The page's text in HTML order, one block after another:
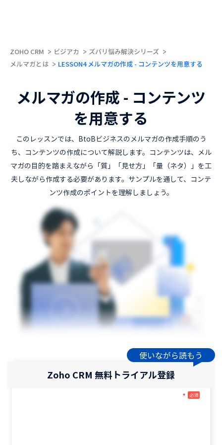
ZOHO CRM ビジアカ
ズバリ悩み解決シリーズ
メルマガとは
LESSON4 メルマガの作成 - コンテンツを用意する
メルマガの作成 - コンテンツ
を用意する
このレッスンでは、BtoBビジネスのメルマガの作成手順のう
ち、コンテンツの作成について解説します。コンテンツは、メル
マガの目的を踏まえながら「質」「見せ方」「量（ネタ）」を工
夫しながら作成する必要があります。サンプルを通して、コンテ
ンツ作成のポイントを理解しましょう。
Zoho CRM 無料トライアル登録
使いながら読もう
* 必須